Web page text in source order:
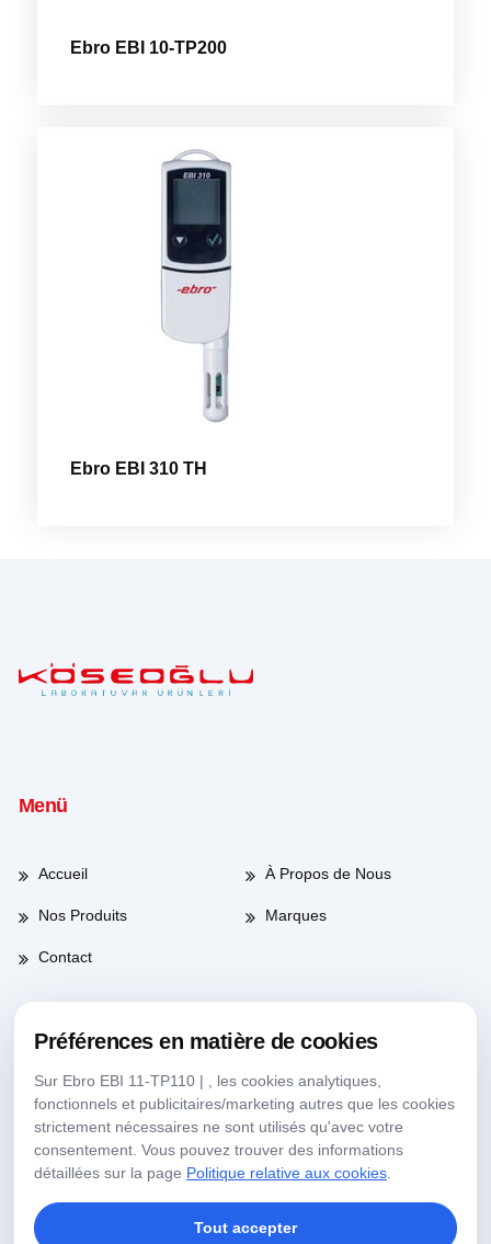
Ebro EBI 10-TP200
Ebro EBI 310 TH
Menü
Accueil À Propos de Nous
Nos Produits Marques
Contact
Jours de semaine 08:00-17:30
Préférences en matière de cookies
Sur Ebro EBI 11-TP110 | , les cookies analytiques,
fonctionnels et publicitaires/marketing autres que les cookies
strictement nécessaires ne sont utilisés qu'avec votre
consentement. Vous pouvez trouver des informations
détaillées sur la page Politique relative aux cookies
Tout accepter